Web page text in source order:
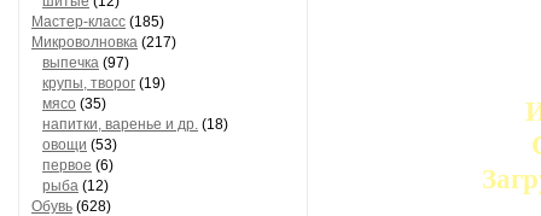
Мастер-класс (185)
Микроволновка (217)
выпечка (97)
крупы, творог (19)
мясо (35)
напитки, варенье и др. (18)
овощи (53)
первое (6)
рыба (12)
Обувь (628)